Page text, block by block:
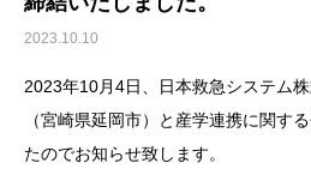
2023.10.10
2023年10月4日、日本救急システム
（宮崎県延岡市）と産学連携に関す
たのでお知らせ致します。